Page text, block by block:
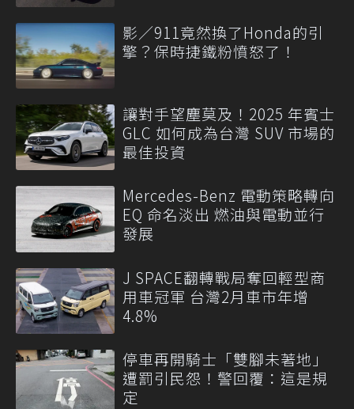
影／911竟然換了Honda的引
擎？保時捷鐵粉憤怒了！
讓對手望塵莫及！2025 年賓士
GLC 如何成為台灣 SUV 市場的
最佳投資
Mercedes-Benz 電動策略轉向
EQ 命名淡出 燃油與電動並行
發展
J SPACE翻轉戰局奪回輕型商
用車冠軍 台灣2月車市年增
4.8%
停車再開騎士「雙腳未著地」
遭罰引民怨！警回覆：這是規
定